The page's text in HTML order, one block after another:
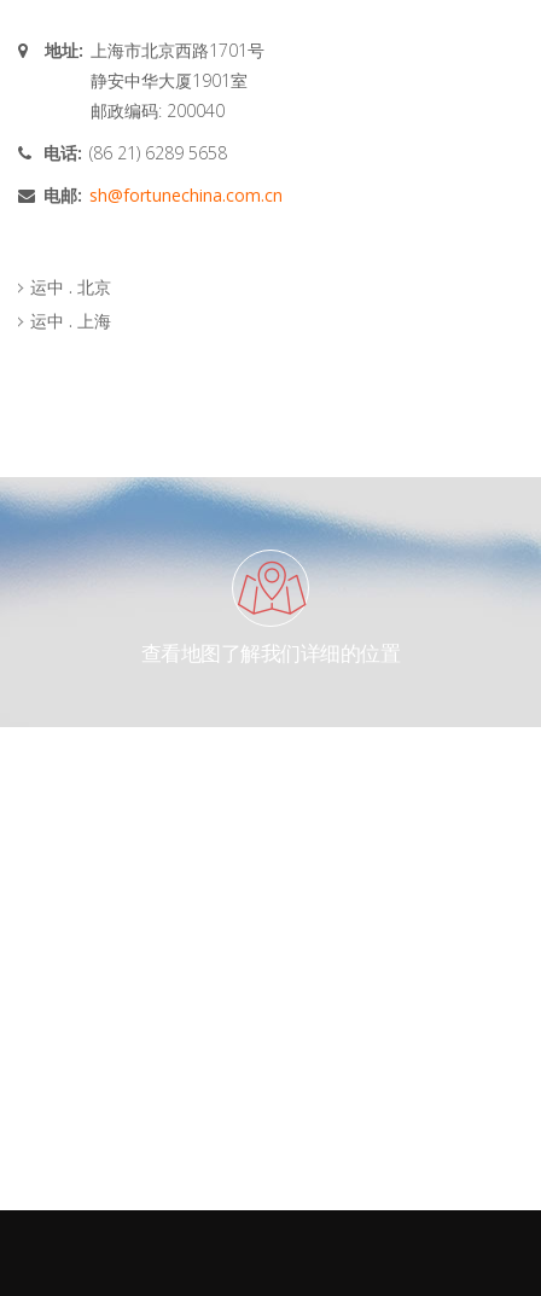
地址: 上海市北京西路1701号
静安中华大厦1901室
邮政编码: 200040
电话: (86 21) 6289 5658
电邮: sh@fortunechina.com.cn
运中 . 北京
运中 . 上海
查看地图了解我们详细的位置